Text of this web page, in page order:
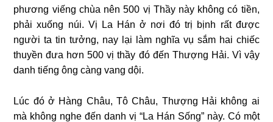
phương viếng chùa nên 500 vị Thầy này không có tiền,
phải xuống núi. Vị La Hán ở nơi đó trị bịnh rất được
người ta tin tưởng, nay lại làm nghĩa vụ sắm hai chiếc
thuyền đưa hơn 500 vị thầy đó đến Thượng Hải. Vì vậy
danh tiếng ông càng vang dội.
Lúc đó ở Hàng Châu, Tô Châu, Thượng Hải không ai
mà không nghe đến danh vị “La Hán Sống” này. Có một